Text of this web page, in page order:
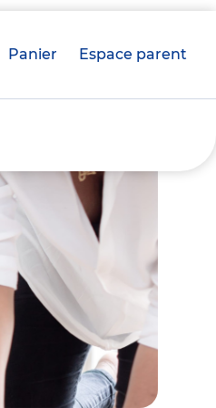
Panier crèche(s)
Espace parent